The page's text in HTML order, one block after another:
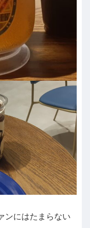
ンにはたまらない